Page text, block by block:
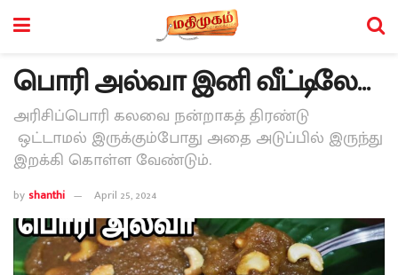
பொரி அல்வா இனி வீட்டிலே…
அரிசிப்பொரி கலவை நன்றாகத் திரண்டு
ஒட்டாமல் இருக்கும்போது அதை அடுப்பில் இருந்து
இறக்கி கொள்ள வேண்டும்.
byshanthi April 25, 2024